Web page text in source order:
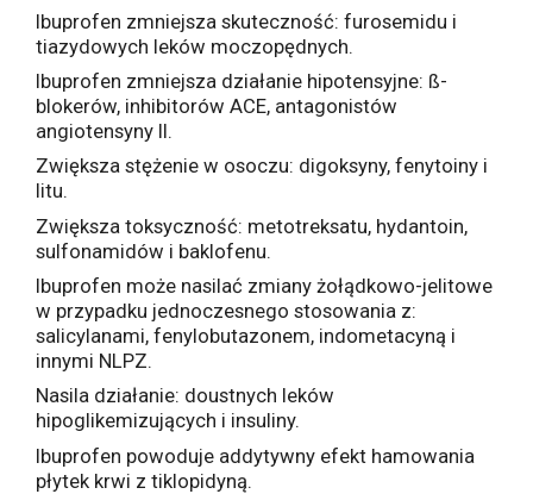
Ibuprofen zmniejsza skuteczność: furosemidu i
tiazydowych leków moczopędnych.
Ibuprofen zmniejsza działanie hipotensyjne: ß-
blokerów, inhibitorów ACE, antagonistów
angiotensyny II.
Zwiększa stężenie w osoczu: digoksyny, fenytoiny i
litu.
Zwiększa toksyczność: metotreksatu, hydantoin,
sulfonamidów i baklofenu.
Ibuprofen może nasilać zmiany żołądkowo-jelitowe
w przypadku jednoczesnego stosowania z:
salicylanami, fenylobutazonem, indometacyną i
innymi NLPZ.
Nasila działanie: doustnych leków
hipoglikemizujących i insuliny.
Ibuprofen powoduje addytywny efekt hamowania
płytek krwi z tiklopidyną.